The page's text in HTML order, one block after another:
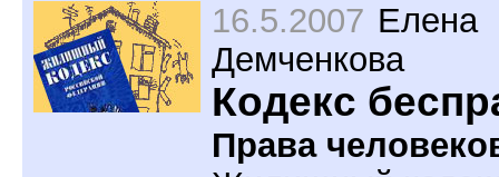
16.5.2007 Елена
Демченкова
Кодекс
Права